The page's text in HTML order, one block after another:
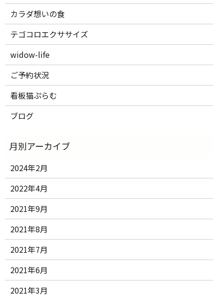
カラダ想いの食
テゴコロエクササイズ
widow-life
ご予約状況
看板猫ぷらむ
ブログ
2024年2月
2022年4月
2021年9月
2021年8月
2021年7月
2021年6月
2021年3月